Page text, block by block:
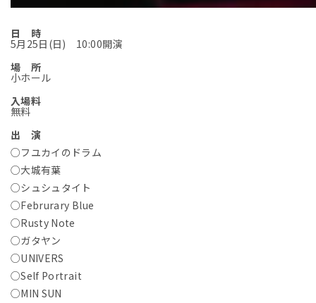
日 時
5月25日(日) 10:00開演
場 所
小ホール
入場料
無料
出 演
○フユカイのドラム
○大城有葉
○シュシュタイト
○Februrary Blue
○Rusty Note
○ガタヤン
○UNIVERS
○Self Portrait
○MIN SUN